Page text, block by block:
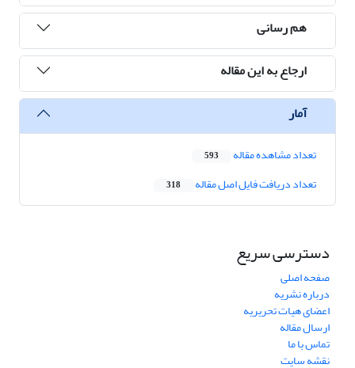
هم رسانی
ارجاع به این مقاله
آمار
تعداد مشاهده مقاله 593
تعداد دریافت فایل اصل مقاله 318
دسترسی سریع
صفحه اصلی
درباره نشریه
اعضای هیات تحریریه
ارسال مقاله
تماس با ما
نقشه سایت